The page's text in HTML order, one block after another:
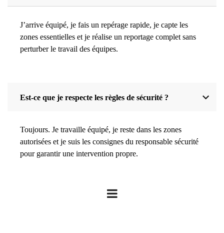
J’arrive équipé, je fais un repérage rapide, je capte les
zones essentielles et je réalise un reportage complet sans
perturber le travail des équipes.
Est-ce que je respecte les règles de sécurité ?
Toujours. Je travaille équipé, je reste dans les zones
autorisées et je suis les consignes du responsable sécurité
pour garantir une intervention propre.